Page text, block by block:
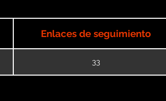
Enlaces de seguimiento
33